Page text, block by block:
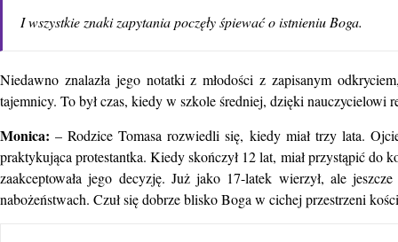
I wszystkie znaki zapytania poczęły śpiewać o istnieniu Boga.
Niedawno znalazła jego notatki z młodości z zapisanym
tajemnicy. To był czas, kiedy w szkole średniej, dzięki
Monica: – Rodzice Tomasa rozwiedli się, kiedy miał trzy lata.
praktykująca protestantka. Kiedy skończył 12 lat, miał przystąpić
zaakceptowała jego decyzję. Już jako 17-latek wierzył, ale
nabożeństwach. Czuł się dobrze blisko Boga w cichej przestrzeni